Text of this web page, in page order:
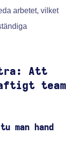
arbetet, vilket
Att
team
man hand